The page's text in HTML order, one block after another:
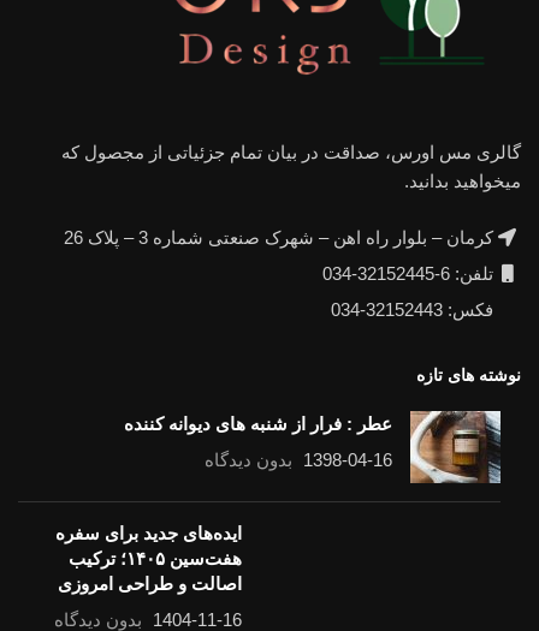
گالری مس اورس، صداقت در بیان تمام جزئیاتی از مجصول که
میخواهید بدانید.
کرمان – بلوار راه اهن – شهرک صنعتی شماره 3 – پلاک 26
تلفن: 6-32152445-034
فکس: 32152443-034
نوشته های تازه
عطر : فرار از شنبه های دیوانه کننده
1398-04-16
بدون دیدگاه
ایده‌های جدید برای سفره
هفت‌سین ۱۴۰۵؛ ترکیب
اصالت و طراحی امروزی
1404-11-16
بدون دیدگاه